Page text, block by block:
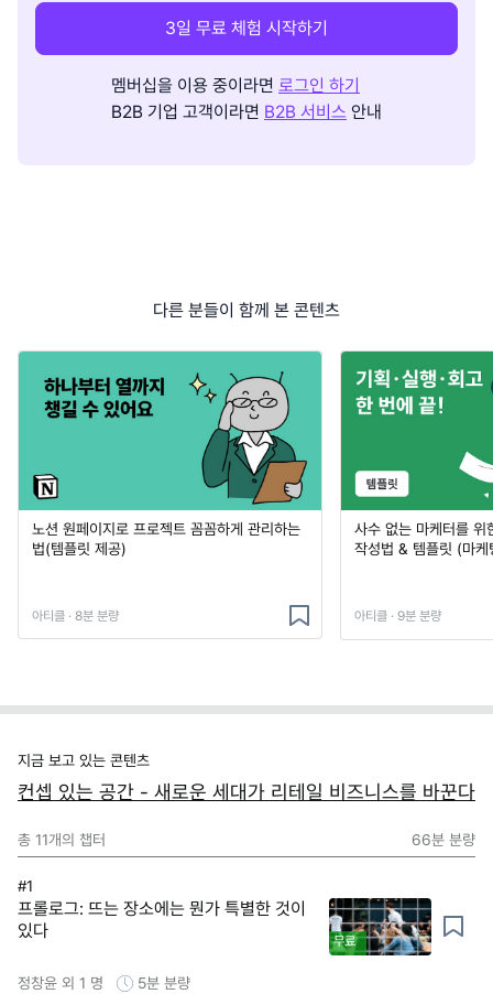
3일 무료 체험 시작하기
멤버십을 이용 중이라면 로그인 하기
B2B 기업 고객이라면 B2B 서비스 안내
다른 분들이 함께 본 콘텐츠
노션 원페이지로 프로젝트 꼼꼼하게 관리하는
법(템플릿 제공)
아티클 · 8분 분량
사수 없는 마케터를 위
작성법 & 템플릿 (마
아티클 · 9분 분량
지금 보고 있는 콘텐츠
컨셉 있는 공간 - 새로운 세대가 리테일 비즈니스를 바꾼다
총 11개의 챕터 66분 분량
#1
프롤로그: 뜨는 장소에는 뭔가 특별한 것이
있다
무료
정창윤 외 1 명 5분 분량